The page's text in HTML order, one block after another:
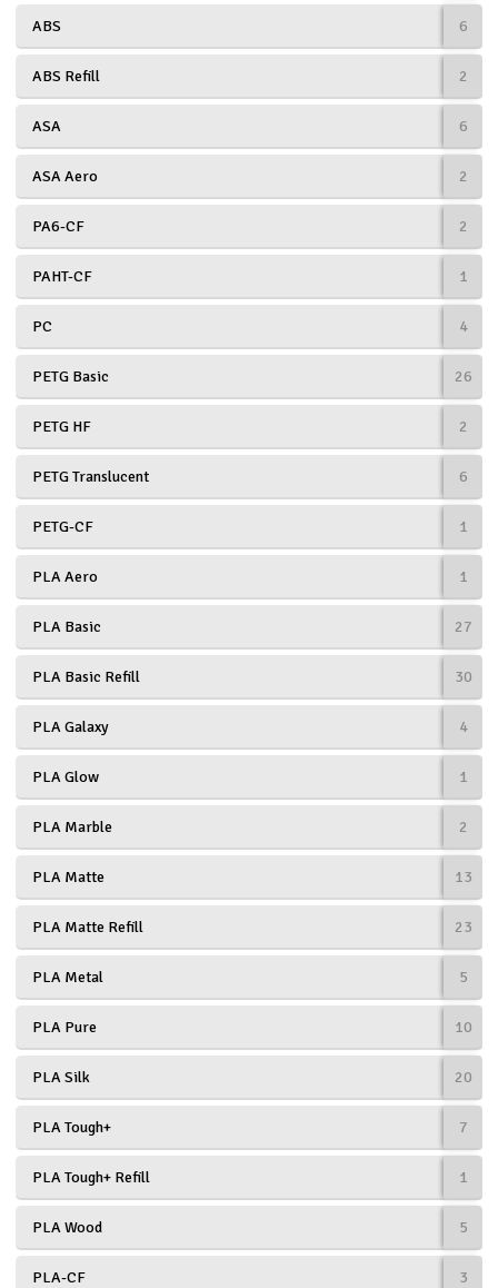
Drönare
Drönare för FPV
Flygplan
Modellbygg- och byggsatser
Modelljärnväg
Motor & tillbehör
Outlet
Radioutrustning
Raketer
Scooter & elfordon
Smarthem, lek och hobby
Solenergi
Verktyg, utrustning och tillbehör
Presentkort
ABS 6
ABS Refill 2
ASA 6
ASA Aero 2
PA6-CF 2
PAHT-CF 1
PC 4
PETG Basic 26
PETG HF 2
PETG Translucent 6
PETG-CF 1
PLA Aero 1
PLA Basic 27
PLA Basic Refill 30
PLA Galaxy 4
PLA Glow 1
PLA Marble 2
PLA Matte 13
PLA Matte Refill 23
PLA Metal 5
PLA Pure 10
PLA Silk 20
PLA Tough+ 7
PLA Tough+ Refill 1
PLA Wood 5
PLA-CF 3